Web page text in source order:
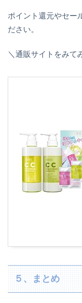
ポイント還元やセー
ださい。
＼通販サイトをみて
５、まとめ